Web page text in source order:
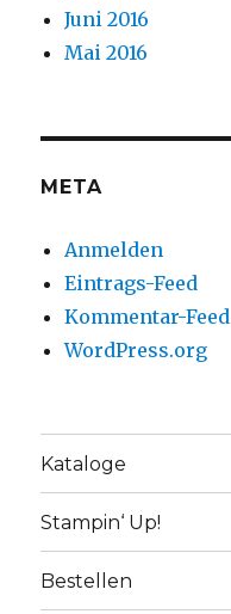
Juni 2016
Mai 2016
META
Anmelden
Eintrags-Feed
Kommentar-Feed
WordPress.org
Kataloge
Stampin‘ Up!
Bestellen